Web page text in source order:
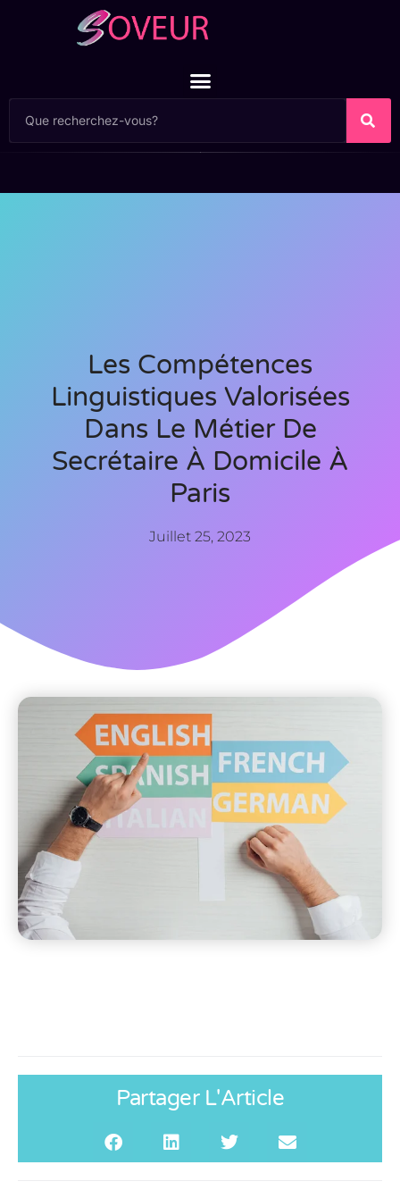
Les Compétences
Linguistiques Valorisées
Dans Le Métier De
Secrétaire À Domicile À
Paris
Juillet 25, 2023
Partager L'Article